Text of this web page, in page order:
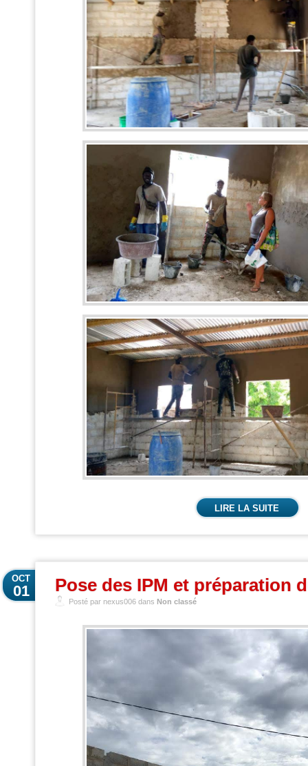
LIRE LA SUITE
Pose des IPM et préparation
OCT
01
Posté par nexus006 dans Non classé